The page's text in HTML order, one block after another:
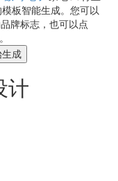
板智能生成。您可以
牌标志，也可以点
成
计